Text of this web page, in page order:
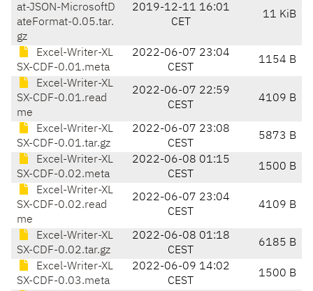
at-JSON-MicrosoftD
ateFormat-0.05.tar.
gz
2019-12-11 16:01
CET
11 KiB
Excel-Writer-XL
SX-CDF-0.01.meta
2022-06-07 23:04
CEST
1154 B
Excel-Writer-XL
SX-CDF-0.01.read
me
2022-06-07 22:59
CEST
4109 B
Excel-Writer-XL
SX-CDF-0.01.tar.gz
2022-06-07 23:08
CEST
5873 B
Excel-Writer-XL
SX-CDF-0.02.meta
2022-06-08 01:15
CEST
1500 B
Excel-Writer-XL
SX-CDF-0.02.read
me
2022-06-07 23:04
CEST
4109 B
Excel-Writer-XL
SX-CDF-0.02.tar.gz
2022-06-08 01:18
CEST
6185 B
Excel-Writer-XL
SX-CDF-0.03.meta
2022-06-09 14:02
CEST
1500 B